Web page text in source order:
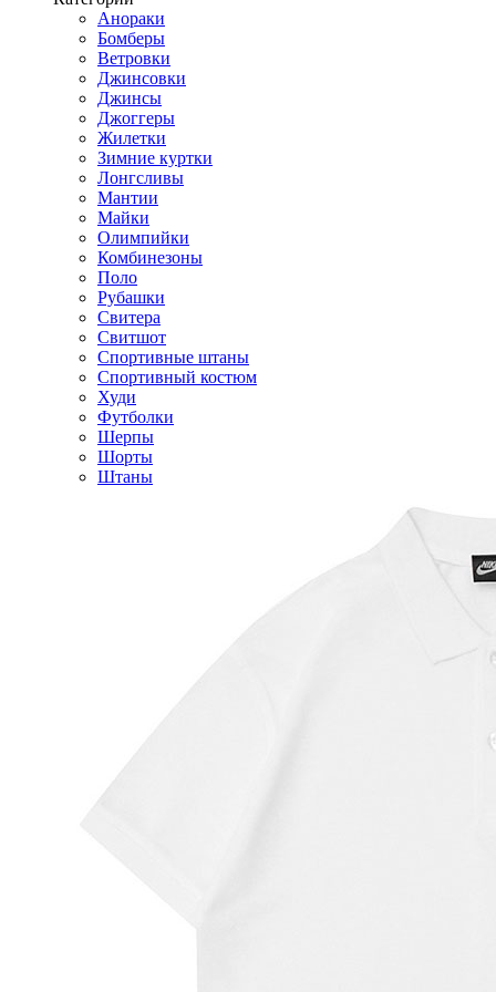
Анораки
Бомберы
Ветровки
Джинсовки
Джинсы
Джоггеры
Жилетки
Зимние куртки
Лонгсливы
Мантии
Майки
Олимпийки
Комбинезоны
Поло
Рубашки
Свитера
Свитшот
Спортивные штаны
Спортивный костюм
Худи
Футболки
Шерпы
Шорты
Штаны